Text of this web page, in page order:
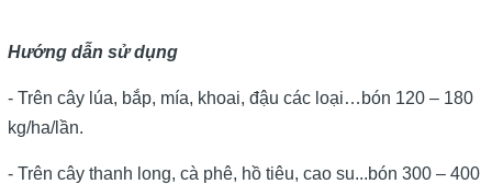
Hướng dẫn sử dụng
- Trên cây lúa, bắp, mía, khoai, đậu các loại…bón 120 – 180
kg/ha/lần.
- Trên cây thanh long, cà phê, hồ tiêu, cao su...bón 300 – 400